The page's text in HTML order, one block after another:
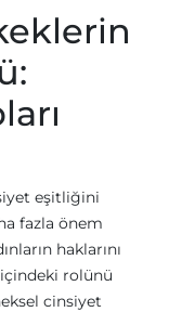
eşitliğini
fazla önem
haklarını
rolünü
cinsiyet